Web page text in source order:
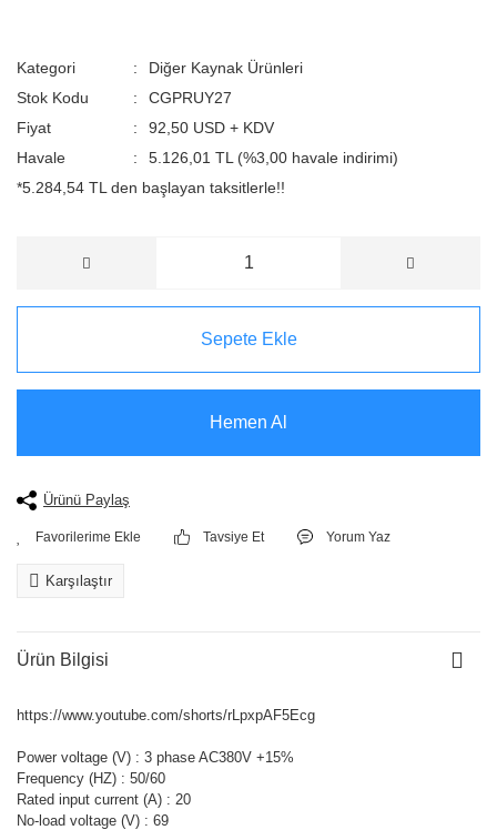
Kategori
Diğer Kaynak Ürünleri
Stok Kodu
CGPRUY27
Fiyat
92,50 USD + KDV
Havale
5.126,01 TL (%3,00 havale indirimi)
*5.284,54 TL den başlayan taksitlerle!!
Sepete Ekle
Hemen Al
Ürünü Paylaş
Tavsiye Et Yorum Yaz
Karşılaştır
Ürün Bilgisi
https://www.youtube.com/shorts/rLpxpAF5Ecg
Power voltage (V) : 3 phase AC380V +15%
Frequency (HZ) : 50/60
Rated input current (A) : 20
No-load voltage (V) : 69